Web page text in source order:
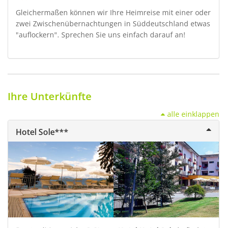
Gleichermaßen können wir Ihre Heimreise mit einer oder
zwei Zwischenübernachtungen in Süddeutschland etwas
"auflockern". Sprechen Sie uns einfach darauf an!
Ihre Unterkünfte
alle einklappen
Hotel Sole***